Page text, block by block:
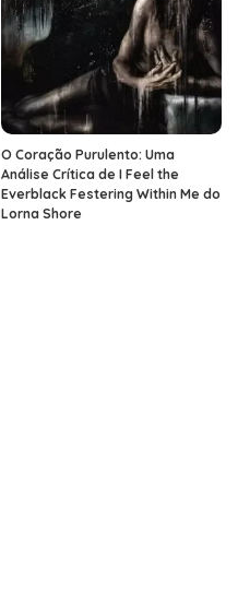
O Coração Purulento: Uma
Análise Crítica de I Feel the
Everblack Festering Within Me do
Lorna Shore